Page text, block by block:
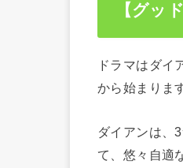
【グッ
ドラマはダイ
から始まりま
ダイアンは、
て、悠々自適